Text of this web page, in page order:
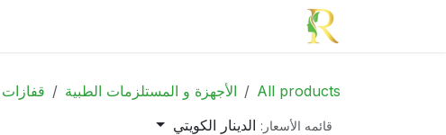
تخطي للذهاب إلى المحتوى
All products الأجهزة و المستلزمات الطبية
قائمه الأسعار: الدينار الكويتي